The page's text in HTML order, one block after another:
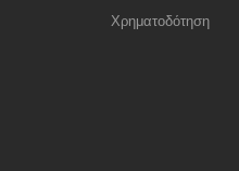
Χρηματοδότηση